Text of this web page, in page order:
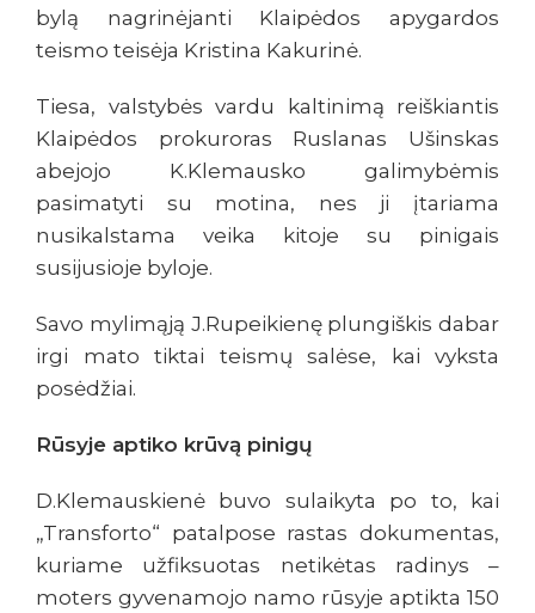
bylą nagrinėjanti Klaipėdos apygardos
teismo teisėja Kristina Kakurinė.
Tiesa, valstybės vardu kaltinimą reiškiantis
Klaipėdos prokuroras Ruslanas Ušinskas
abejojo K.Klemausko galimybėmis
pasimatyti su motina, nes ji įtariama
nusikalstama veika kitoje su pinigais
susijusioje byloje.
Savo mylimąją J.Rupeikienę plungiškis dabar
irgi mato tiktai teismų salėse, kai vyksta
posėdžiai.
Rūsyje aptiko krūvą pinigų
D.Klemauskienė buvo sulaikyta po to, kai
„Transforto“ patalpose rastas dokumentas,
kuriame užfiksuotas netikėtas radinys –
moters gyvenamojo namo rūsyje aptikta 150